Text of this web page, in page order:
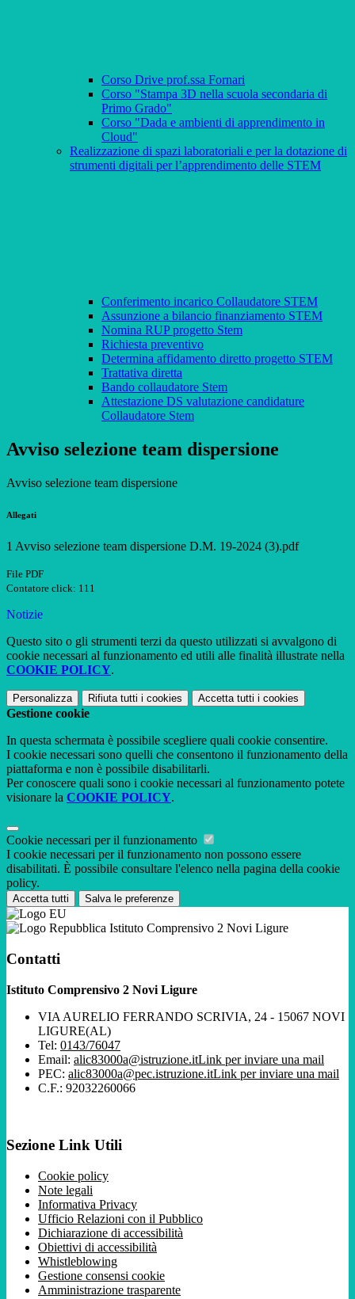
Corso Drive prof.ssa Fornari
Corso "Stampa 3D nella scuola secondaria di
Primo Grado"
Corso "Dada e ambienti di apprendimento in
Cloud"
Realizzazione di spazi laboratoriali e per la dotazione di
strumenti digitali per l’apprendimento delle STEM
Conferimento incarico Collaudatore STEM
Assunzione a bilancio finanziamento STEM
Nomina RUP progetto Stem
Richiesta preventivo
Determina affidamento diretto progetto STEM
Trattativa diretta
Bando collaudatore Stem
Attestazione DS valutazione candidature
Collaudatore Stem
Avviso selezione team dispersione
Avviso selezione team dispersione
Allegati
1 Avviso selezione team dispersione D.M. 19-2024 (3).pdf
File PDF
Contatore click: 111
Notizie
Questo sito o gli strumenti terzi da questo utilizzati si avvalgono di
cookie necessari al funzionamento ed utili alle finalità illustrate nella
COOKIE POLICY.
Personalizza Rifiuta tutti i cookies Accetta tutti i cookies
Gestione cookie
In questa schermata è possibile scegliere quali cookie consentire.
I cookie necessari sono quelli che consentono il funzionamento della
piattaforma e non è possibile disabilitarli.
Per conoscere quali sono i cookie necessari al funzionamento potete
visionare la COOKIE POLICY.
Cookie necessari per il funzionamento
I cookie necessari per il funzionamento non possono essere
disabilitati. È possibile consultare l'elenco nella pagina della cookie
policy.
Accetta tutti Salva le preferenze
Istituto Comprensivo 2 Novi Ligure
Contatti
Istituto Comprensivo 2 Novi Ligure
VIA AURELIO FERRANDO SCRIVIA, 24 - 15067 NOVI
LIGURE(AL)
Tel: 0143/76047
Email: alic83000a@istruzione.itLink per inviare una mail
PEC: alic83000a@pec.istruzione.itLink per inviare una mail
C.F.: 92032260066
Sezione Link Utili
Cookie policy
Note legali
Informativa Privacy
Ufficio Relazioni con il Pubblico
Dichiarazione di accessibilità
Obiettivi di accessibilità
Whistleblowing
Gestione consensi cookie
Amministrazione trasparente